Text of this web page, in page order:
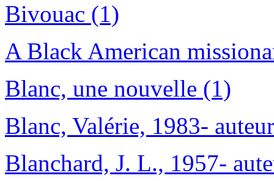
Bivouac (1)
A Black American
Blanc, une nouvelle (1)
Blanc, Valérie, 1983-
Blanchard, J. L., 1957-